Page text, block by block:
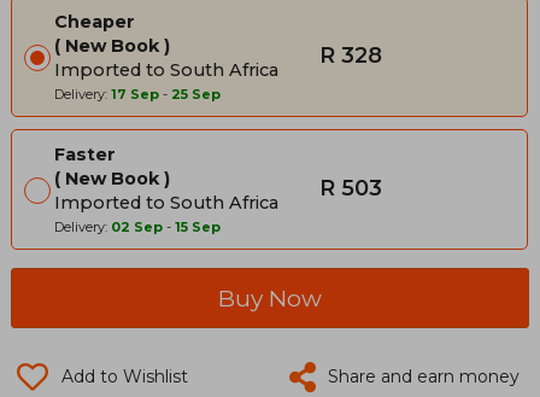
Cheaper
New Book
Imported to South Africa
Delivery: 17 Sep - 25 Sep
R 328
Faster
New Book
Imported to South Africa
Delivery: 02 Sep - 15 Sep
R 503
Buy Now
Add to Wishlist Share and earn money